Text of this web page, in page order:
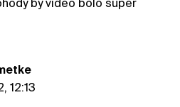
by video bolo super
12:13